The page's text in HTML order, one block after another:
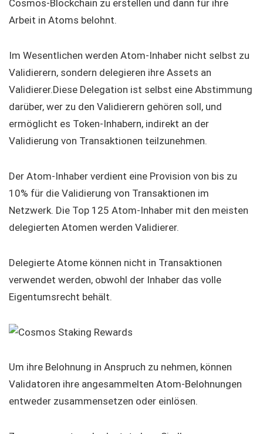
Cosmos-Blockchain zu erstellen und dann für ihre
Arbeit in Atoms belohnt.
Im Wesentlichen werden Atom-Inhaber nicht selbst zu
Validierern, sondern delegieren ihre Assets an
Validierer.Diese Delegation ist selbst eine Abstimmung
darüber, wer zu den Validierern gehören soll, und
ermöglicht es Token-Inhabern, indirekt an der
Validierung von Transaktionen teilzunehmen.
Der Atom-Inhaber verdient eine Provision von bis zu
10% für die Validierung von Transaktionen im
Netzwerk. Die Top 125 Atom-Inhaber mit den meisten
delegierten Atomen werden Validierer.
Delegierte Atome können nicht in Transaktionen
verwendet werden, obwohl der Inhaber das volle
Eigentumsrecht behält.
Um ihre Belohnung in Anspruch zu nehmen, können
Validatoren ihre angesammelten Atom-Belohnungen
entweder zusammensetzen oder einlösen.